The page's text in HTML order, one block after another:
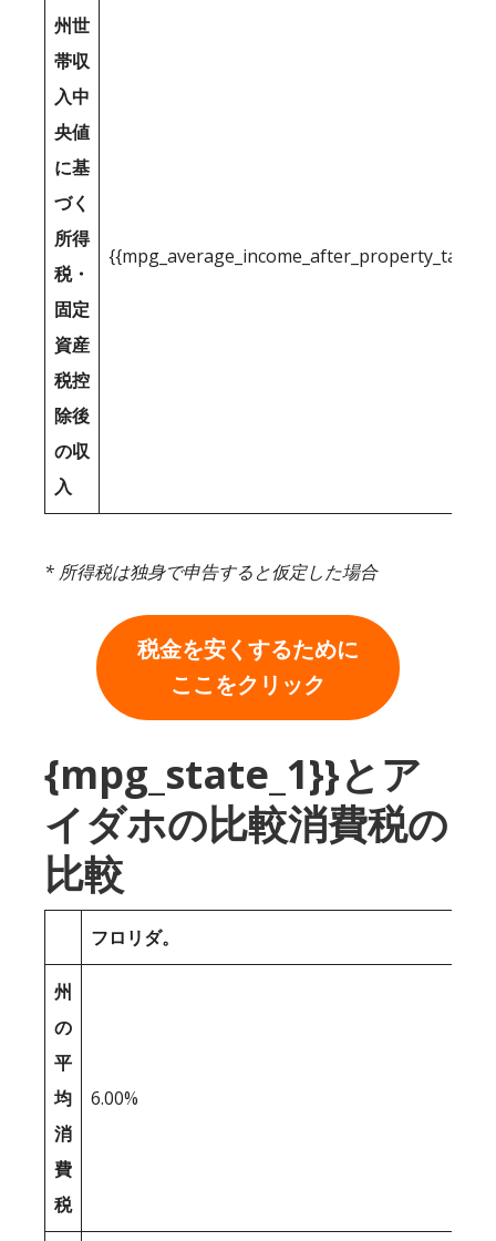
州世
帯収
入中
央値
に基
づく
所得
税・
固定
資産
税控
除後
の収
入
* 所得税は独身で申告すると仮定した場合
税金を安くするために
ここをクリック
{mpg_state_1}}とア
イダホの比較消費税の
比較
フロリダ。
州
の
平
均
消
費
税
6.00%